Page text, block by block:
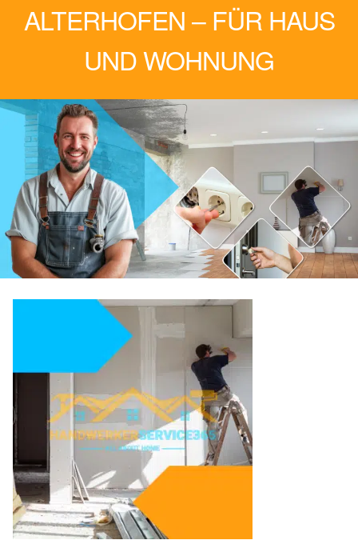
ALTERHOFEN – FÜR HAUS
UND WOHNUNG